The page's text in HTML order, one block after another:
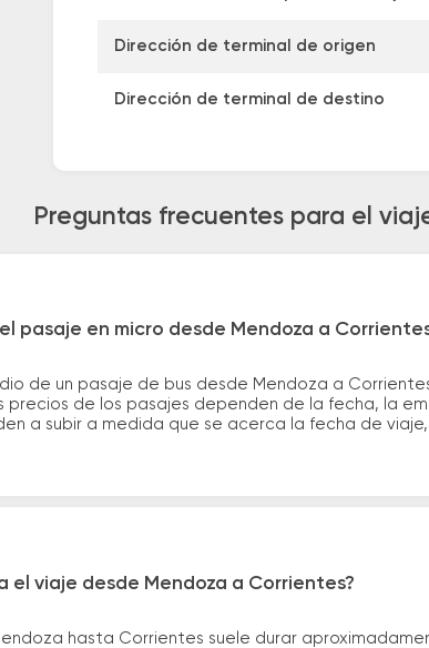
Dirección de terminal de origen
Dirección de terminal de destino
Preguntas frecuentes para el
pasaje en micro desde Mendoza a
de un pasaje de bus desde Mendoza a
precios de los pasajes dependen de la fecha, la
a subir a medida que se acerca la fecha de
el viaje desde Mendoza a Corrientes?
hasta Corrientes suele durar